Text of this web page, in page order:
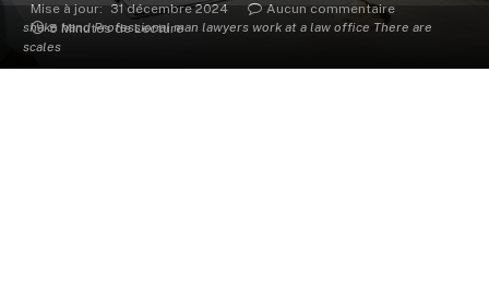
shake hand Professional man lawyers work at a law office There are
scales
Mise à jour: 31 décembre 2024
Aucun commentaire
5 Minutes de Lecture